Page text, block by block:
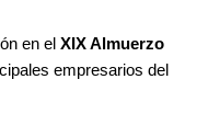
en el XIX Almuerzo
empresarios del